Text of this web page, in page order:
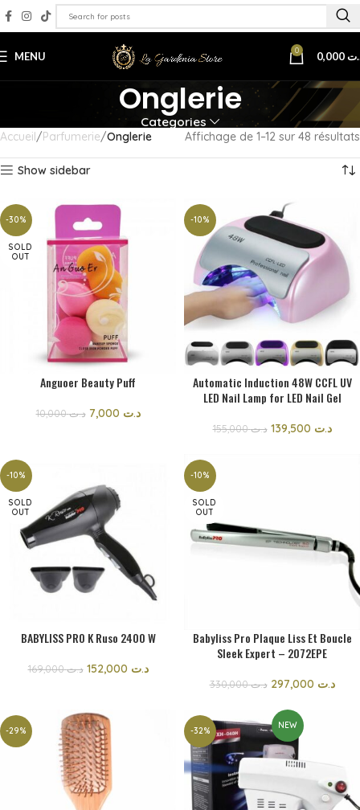
MENU 0
Onglerie
Categories
Accueil Parfumerie Onglerie Affichage de 1–12 sur 48 résultats
Show sidebar
-30%
SOLD
OUT
Anguoer Beauty Puff
د.ت10,000 د.ت
-10%
Automatic Induction 48W CCFL UV
LED Nail Lamp for LED Nail Gel
د.ت155,000 د.ت
-10%
SOLD
OUT
BABYLISS PRO K Ruso 2400 W
د.ت169,000 د.ت
-10%
SOLD
OUT
Babyliss Pro Plaque Liss Et Boucle
Sleek Expert – 2072EPE
د.ت330,000 د.ت
-29% -32%
NEW